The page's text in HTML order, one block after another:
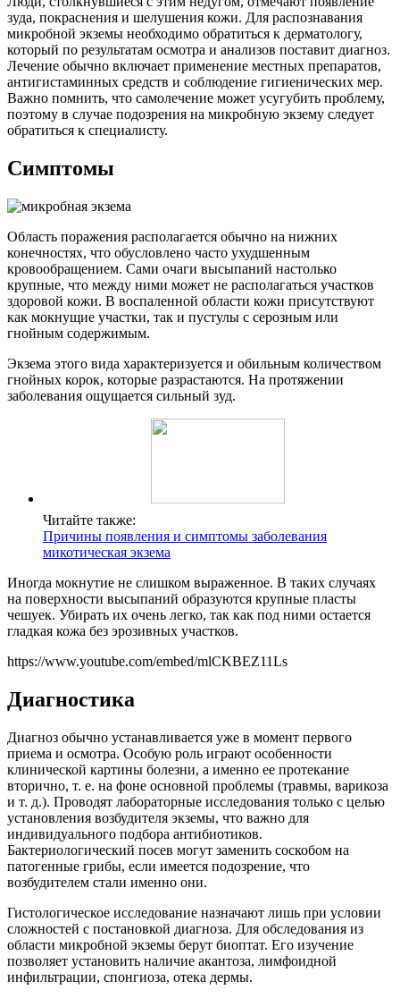
зуда, покраснения и шелушения кожи. Для распознавания
микробной экземы необходимо обратиться к дерматологу,
который по результатам осмотра и анализов поставит диагноз.
Лечение обычно включает применение местных препаратов,
антигистаминных средств и соблюдение гигиенических мер.
Важно помнить, что самолечение может усугубить проблему,
поэтому в случае подозрения на микробную экзему следует
обратиться к специалисту.
Симптомы
Область поражения располагается обычно на нижних
конечностях, что обусловлено часто ухудшенным
кровообращением. Сами очаги высыпаний настолько
крупные, что между ними может не располагаться участков
здоровой кожи. В воспаленной области кожи присутствуют
как мокнущие участки, так и пустулы с серозным или
гнойным содержимым.
Экзема этого вида характеризуется и обильным количеством
гнойных корок, которые разрастаются. На протяжении
заболевания ощущается сильный зуд.
Читайте также:
Причины появления и симптомы заболевания
микотическая экзема
Иногда мокнутие не слишком выраженное. В таких случаях
на поверхности высыпаний образуются крупные пласты
чешуек. Убирать их очень легко, так как под ними остается
гладкая кожа без эрозивных участков.
https://www.youtube.com/embed/mlCKBEZ11Ls
Диагностика
Диагноз обычно устанавливается уже в момент первого
приема и осмотра. Особую роль играют особенности
клинической картины болезни, а именно ее протекание
вторично, т. е. на фоне основной проблемы (травмы, варикоза
и т. д.). Проводят лабораторные исследования только с целью
установления возбудителя экземы, что важно для
индивидуального подбора антибиотиков.
Бактериологический посев могут заменить соскобом на
патогенные грибы, если имеется подозрение, что
возбудителем стали именно они.
Гистологическое исследование назначают лишь при условии
сложностей с постановкой диагноза. Для обследования из
области микробной экземы берут биоптат. Его изучение
позволяет установить наличие акантоза, лимфоидной
инфильтрации, спонгиоза, отека дермы.